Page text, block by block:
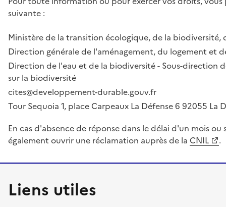
suivante :
Ministère de la transition écologique, de la biodiversité,
Direction générale de l'aménagement, du logement et
Direction de l'eau et de la biodiversité - Sous-direction
sur la biodiversité
cites@developpement-durable.gouv.fr
Tour Sequoia 1, place Carpeaux La Défense 6 92055 La
En cas d'absence de réponse dans le délai d'un mois
également ouvrir une réclamation auprès de la CNIL .
Liens utiles